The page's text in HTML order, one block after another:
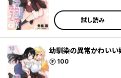
試し読み
幼馴染の異常かわいい
100
ポイント